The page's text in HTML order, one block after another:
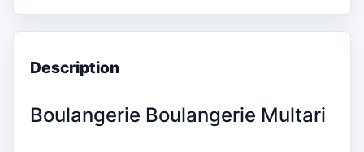
Description
Boulangerie Boulangerie Multari